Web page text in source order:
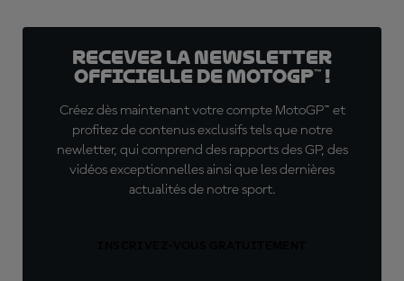
Recevez la Newsletter
officielle de MotoGP™ !
Créez dès maintenant votre compte MotoGP™ et
profitez de contenus exclusifs tels que notre
newletter, qui comprend des rapports des GP, des
vidéos exceptionnelles ainsi que les dernières
actualités de notre sport.